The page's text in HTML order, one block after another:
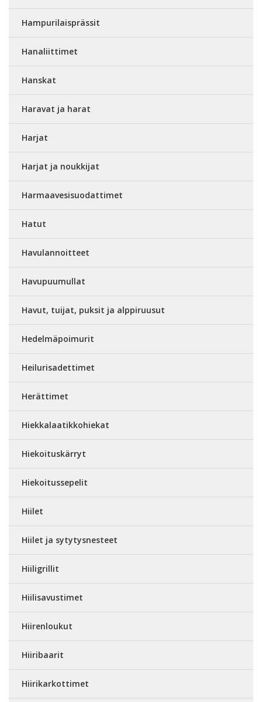
Hampurilaisprässit
Hanaliittimet
Hanskat
Haravat ja harat
Harjat
Harjat ja noukkijat
Harmaavesisuodattimet
Hatut
Havulannoitteet
Havupuumullat
Havut, tuijat, puksit ja alppiruusut
Hedelmäpoimurit
Heilurisadettimet
Herättimet
Hiekkalaatikkohiekat
Hiekoituskärryt
Hiekoitussepelit
Hiilet
Hiilet ja sytytysnesteet
Hiiligrillit
Hiilisavustimet
Hiirenloukut
Hiiribaarit
Hiirikarkottimet